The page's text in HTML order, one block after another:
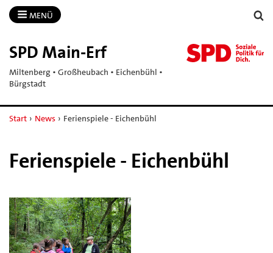
MENÜ
SPD Main-​Erf
Miltenberg • Großheubach • Eichenbühl •
Bürgstadt
Start › News › Ferienspiele - Eichenbühl
Ferienspiele - Eichenbühl